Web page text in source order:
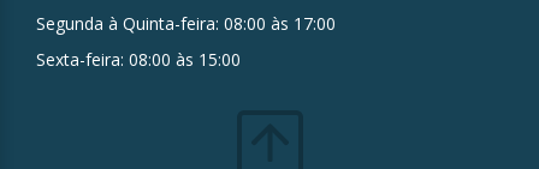
Segunda à Quinta-feira: 08:00 às 17:00
Sexta-feira: 08:00 às 15:00